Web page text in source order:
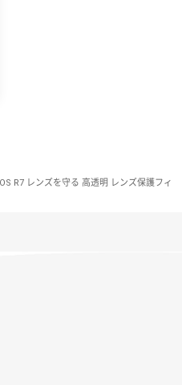
R7 レンズを守る 高透明 レンズ保護フィ